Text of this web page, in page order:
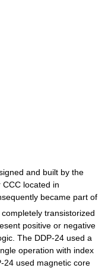
and built by the
located in
became part of
transistorized
positive or negative
The DDP-24 used a
operation with index
24 used magnetic core